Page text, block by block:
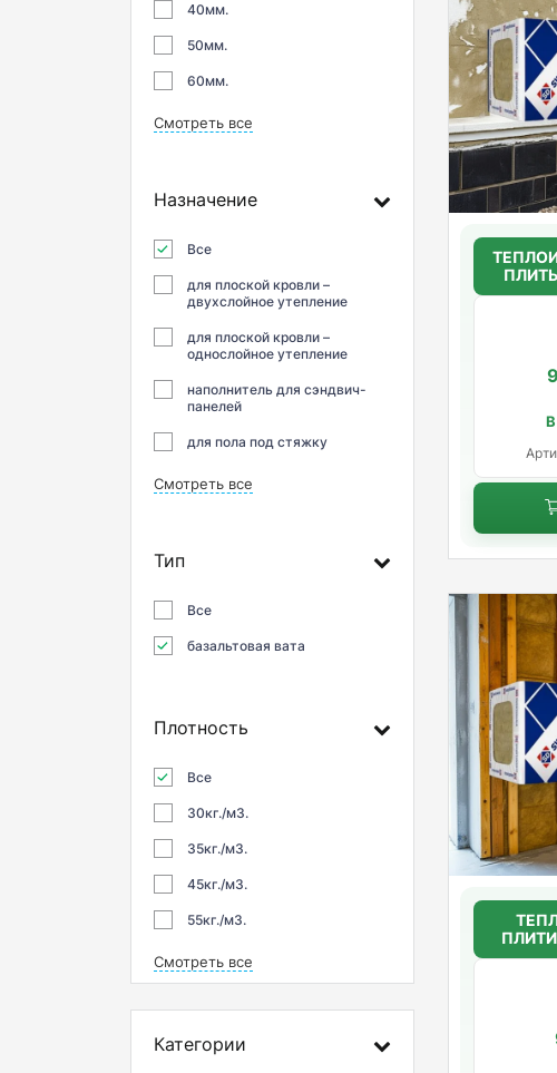
40мм.
50мм.
60мм.
Смотреть все
Назначение
Все
для плоской кровли –
двухслойное утепление
для плоской кровли –
однослойное утепление
наполнитель для сэндвич-
панелей
для пола под стяжку
Смотреть все
Тип
Все
базальтовая вата
Плотность
Все
30кг./м3.
35кг./м3.
45кг./м3.
55кг./м3.
Смотреть все
Категории
В
ПЛИТИ